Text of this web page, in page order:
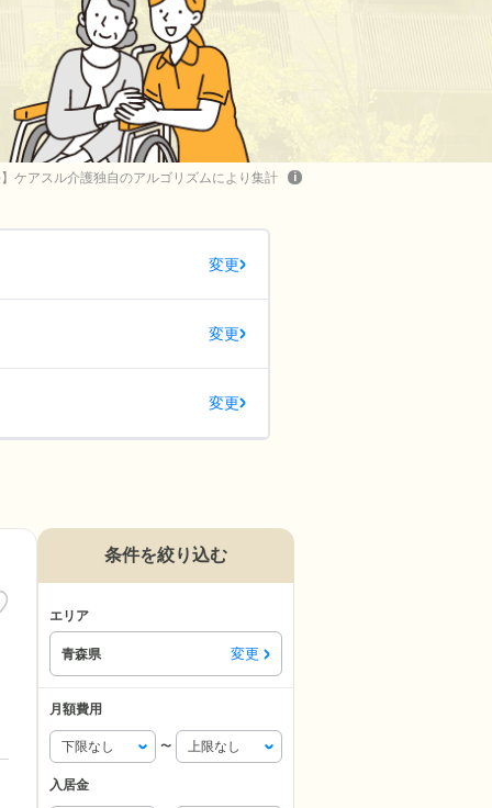
アスル介護独自のアルゴリズムにより集計 i
変更
変更
変更
条件を絞り込む
エリア
青森県 変更
月額費用
〜
入居金